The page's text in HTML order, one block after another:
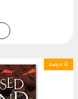
۵ درصد